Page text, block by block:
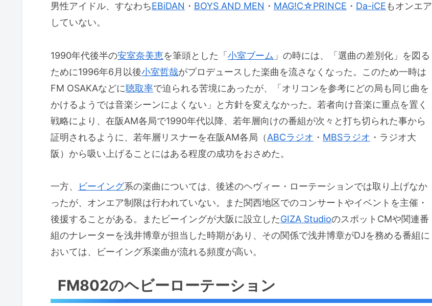
男性アイドル、すなわちEBiDAN ・ BOYS AND MEN ・ MAG!C☆PRINCE ・ Da-iCEもオンエア
していない。
1990年代後半の安室奈美恵を筆頭とした「小室ブーム 」の時には、「選曲の差別化」を図る
ために1996年6月以後小室哲哉がプロデュースした楽曲を流さなくなった。このため一時は
FM OSAKAなどに聴取率で迫られる苦境にあったが、「オリコンを参考にどの局も同じ曲を
かけるようでは音楽シーンによくない」と方針を変えなかった。若者向け音楽に重点を置く
戦略により、在阪AM各局で1990年代以降、若年層向けの番組が次々と打ち切られた事から
証明されるように、若年層リスナーを在阪AM各局（ABCラジオ ・ MBSラジオ ・ラジオ大
阪）から吸い上げることにはある程度の成功をおさめた。
一方、 ビーイング系の楽曲については、後述のヘヴィー・ローテーションでは取り上げなか
ったが、オンエア制限は行われていない。また関西地区でのコンサートやイベントを主催・
後援することがある。またビーイングが大阪に設立したGIZA StudioのスポットCMや関連番
組のナレーターを浅井博章が担当した時期があり、その関係で浅井博章がDJを務める番組に
おいては、ビーイング系楽曲が流れる頻度が高い。
FM802のヘビーローテーション